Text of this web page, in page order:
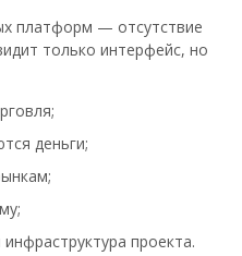
платформ — отсутствие
только интерфейс, но
деньги;
проекта.